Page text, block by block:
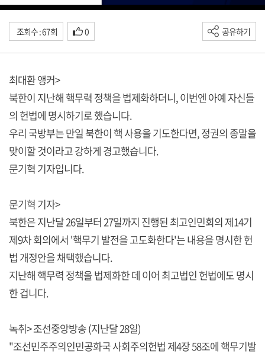
조회수 : 67회 0 공유하기
최대환 앵커>
북한이 지난해 핵무력 정책을 법제화하더니, 이번엔 아예 자신들
의 헌법에 명시하기로 했습니다.
우리 국방부는 만일 북한이 핵 사용을 기도한다면, 정권의 종말을
맞이할 것이라고 강하게 경고했습니다.
문기혁 기자입니다.
문기혁 기자>
북한은 지난달 26일부터 27일까지 진행된 최고인민회의 제14기
제9차 회의에서 '핵무기 발전을 고도화한다'는 내용을 명시한 헌
법 개정안을 채택했습니다.
지난해 핵무력 정책을 법제화한 데 이어 최고법인 헌법에도 명시
한 겁니다.
녹취> 조선중앙방송 (지난달 28일)
"조선민주주의인민공화국 사회주의헌법 제4장 58조에 핵무기발